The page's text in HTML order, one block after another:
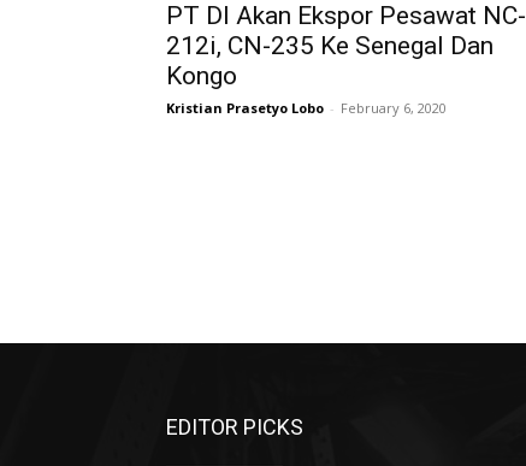
PT DI Akan Ekspor Pesawat NC-
212i, CN-235 Ke Senegal Dan
Kongo
Kristian Prasetyo Lobo - February 6, 2020
EDITOR PICKS